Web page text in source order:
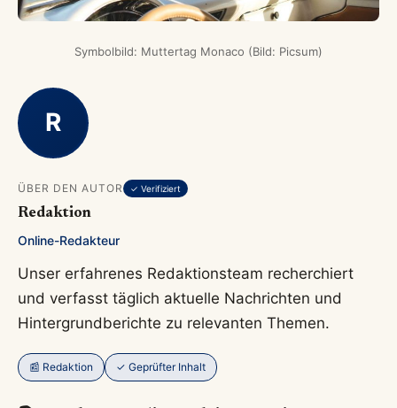
Symbolbild: Muttertag Monaco (Bild: Picsum)
R
ÜBER DEN AUTOR ✓ Verifiziert
Redaktion
Online-Redakteur
Unser erfahrenes Redaktionsteam recherchiert
und verfasst täglich aktuelle Nachrichten und
Hintergrundberichte zu relevanten Themen.
📰 Redaktion ✓ Geprüfter Inhalt